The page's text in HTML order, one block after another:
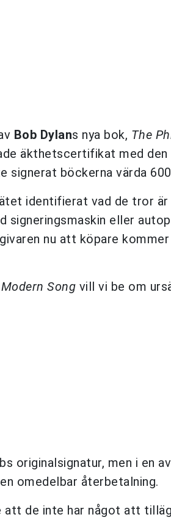
Bob Dylans nya bok, The
äkthetscertifikat med den
signerat böckerna värda
identifierat vad de tror är
signeringsmaskin eller
nu att köpare
Song vill vi be om
originalsignatur, men i en
omedelbar återbetalning.
att de inte har något att